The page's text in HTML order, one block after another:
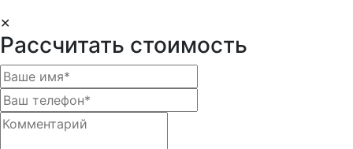
✕
Рассчитать стоимость